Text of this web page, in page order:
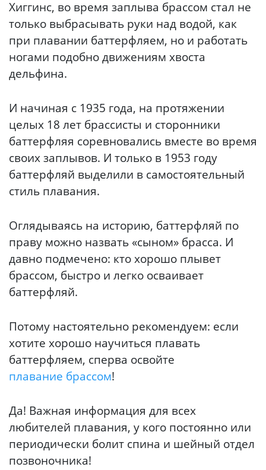
Хиггинс, во время заплыва брассом стал не
только выбрасывать руки над водой, как
при плавании баттерфляем, но и работать
ногами подобно движениям хвоста
дельфина.
И начиная с 1935 года, на протяжении
целых 18 лет брассисты и сторонники
баттерфляя соревновались вместе во время
своих заплывов. И только в 1953 году
баттерфляй выделили в самостоятельный
стиль плавания.
Оглядываясь на историю, баттерфляй по
праву можно назвать «сыном» брасса. И
давно подмечено: кто хорошо плывет
брассом, быстро и легко осваивает
баттерфляй.
Потому настоятельно рекомендуем: если
хотите хорошо научиться плавать
баттерфляем, сперва освойте
плавание брассом!
Да! Важная информация для всех
любителей плавания, у кого постоянно или
периодически болит спина и шейный отдел
позвоночника!